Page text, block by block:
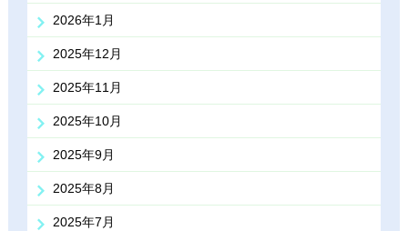
2026年1月
2025年12月
2025年11月
2025年10月
2025年9月
2025年8月
2025年7月